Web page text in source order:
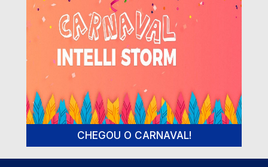
CHEGOU O CARNAVAL!